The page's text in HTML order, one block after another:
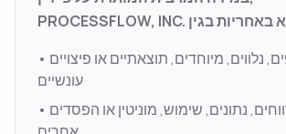
• נלווים, מיוחדים, תוצאתיים או פיצויים
עונשיים
• נתונים, שימוש, מוניטין או הפסדים